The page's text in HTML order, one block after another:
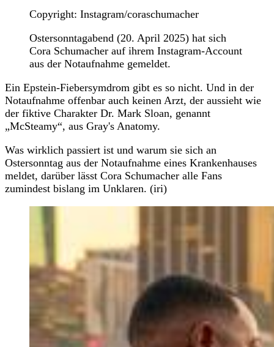
Copyright: Instagram/coraschumacher
Ostersonntagabend (20. April 2025) hat sich
Cora Schumacher auf ihrem Instagram-Account
aus der Notaufnahme gemeldet.
Ein Epstein-Fiebersymdrom gibt es so nicht. Und in der
Notaufnahme offenbar auch keinen Arzt, der aussieht wie
der fiktive Charakter Dr. Mark Sloan, genannt
„McSteamy“, aus Gray's Anatomy.
Was wirklich passiert ist und warum sie sich an
Ostersonntag aus der Notaufnahme eines Krankenhauses
meldet, darüber lässt Cora Schumacher alle Fans
zumindest bislang im Unklaren. (iri)